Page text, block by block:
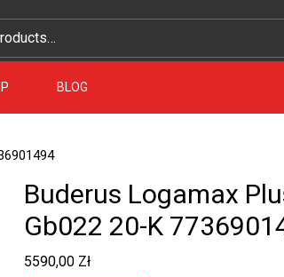
BLOG
Buderus Logamax
Gb022 20-K
5590,00 Zł